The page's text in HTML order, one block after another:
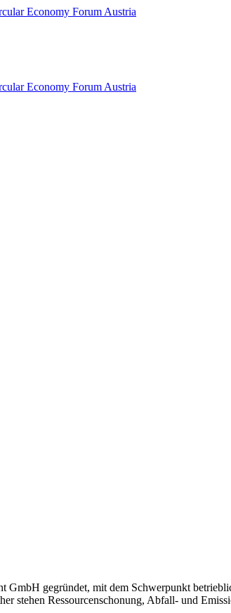
gegründet, mit dem Schwerpunkt
stehen Ressourcenschonung, Abfall- und